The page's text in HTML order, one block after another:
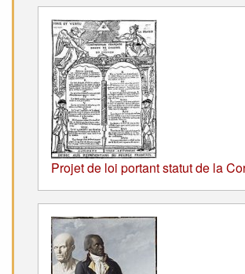
Projet de loi portant statut de la